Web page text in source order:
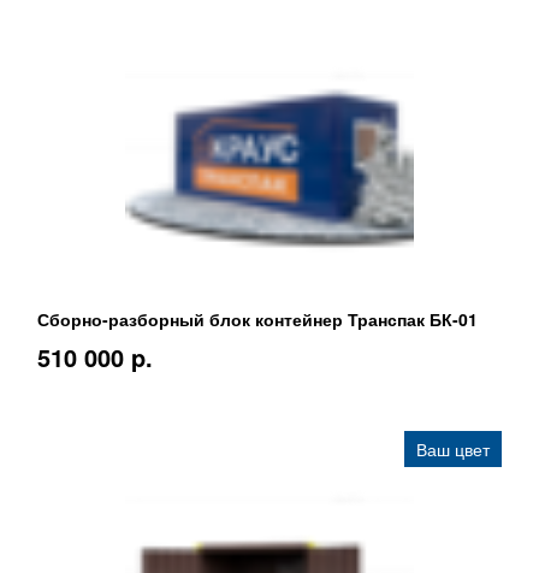
Сборно-разборный блок контейнер Транспак БК-01
510 000 p.
Ваш цвет